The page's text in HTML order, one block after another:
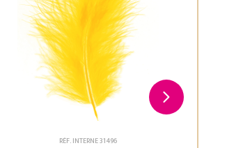
RÉF. INTERNE 31496